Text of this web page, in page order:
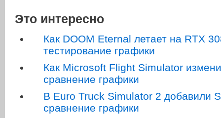
Это интересно
Как DOOM Eternal летает на RTX
тестирование графики
Как Microsoft Flight Simulator
сравнение графики
В Euro Truck Simulator 2 добавили
сравнение графики